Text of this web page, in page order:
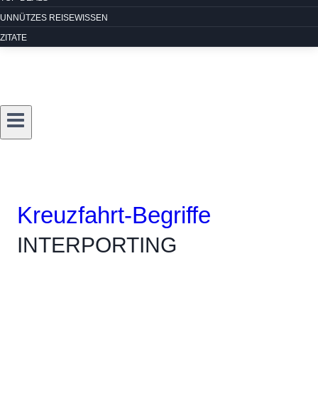
UNNÜTZES REISEWISSEN
ZITATE
Kreuzfahrt-Begriffe
INTERPORTING